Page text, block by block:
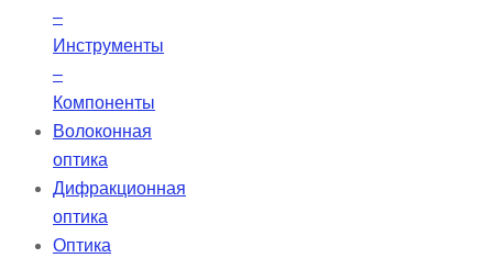
–
Инструменты
–
Компоненты
Волоконная
оптика
Дифракционная
оптика
Оптика